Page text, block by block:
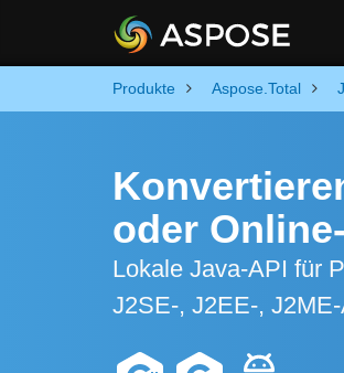
Produkte Aspose.Total
oder
Lokale Java-API für
J2SE-, J2EE-,